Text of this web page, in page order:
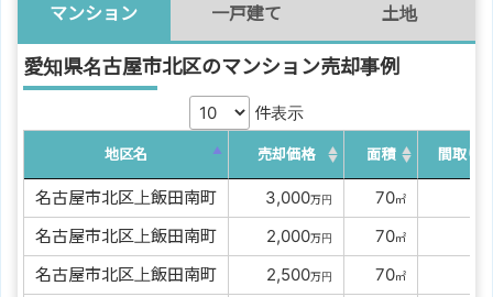
マンション 一戸建て 土地
愛知県名古屋市北区のマンション売却事例
件表示
地区名 売却価格 面積 間取り
名古屋市北区上飯田南町 3,000万円 70㎡
名古屋市北区上飯田南町 2,000万円 70㎡
名古屋市北区上飯田南町 2,500万円 70㎡